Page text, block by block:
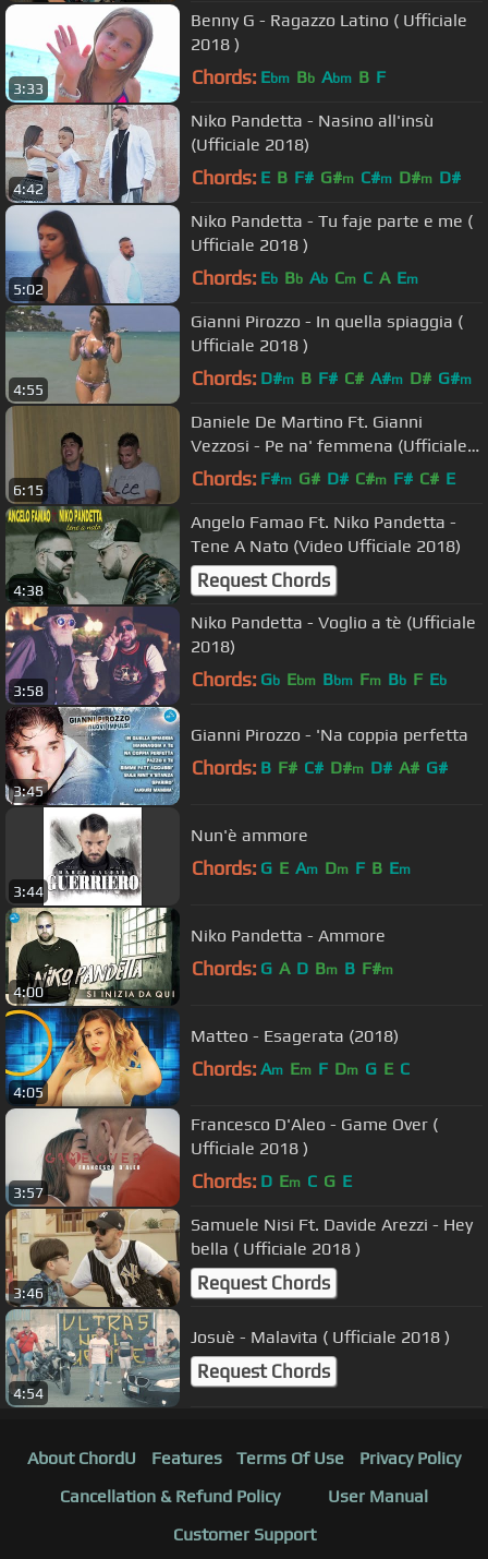
3:33
Benny G - Ragazzo Latino ( Ufficiale
2018 )
Chords: Ebm Bb Abm B F
4:42
Niko Pandetta - Nasino all'insù
(Ufficiale 2018)
Chords: E B F# G#m C#m D#m D#
5:02
Niko Pandetta - Tu faje parte e me (
Ufficiale 2018 )
Chords: Eb Bb Ab Cm C A Em
4:55
Gianni Pirozzo - In quella spiaggia (
Ufficiale 2018 )
Chords: D#m B F# C# A#m D# G#m
6:15
Daniele De Martino Ft. Gianni
Vezzosi - Pe na' femmena (Ufficiale
2015)
Chords: F#m G# D# C#m F# C# E
4:38
Angelo Famao Ft. Niko Pandetta -
Tene A Nato (Video Ufficiale 2018)
Request Chords
3:58
Niko Pandetta - Voglio a tè (Ufficiale
2018)
Chords: Gb Ebm Bbm Fm Bb F Eb
3:45
Gianni Pirozzo - 'Na coppia perfetta
Chords: B F# C# D#m D# A# G#
3:44
Nun'è ammore
Chords: G E Am Dm F B Em
4:00
Niko Pandetta - Ammore
Chords: G A D Bm B F#m
4:05
Matteo - Esagerata (2018)
Chords: Am Em F Dm G E C
3:57
Francesco D'Aleo - Game Over (
Ufficiale 2018 )
Chords: D Em C G E
3:46
Samuele Nisi Ft. Davide Arezzi - Hey
bella ( Ufficiale 2018 )
Request Chords
4:54
Josuè - Malavita ( Ufficiale 2018 )
Request Chords
About ChordU Features Terms Of Use
Privacy Policy
Cancellation & Refund Policy
User Manual
Customer Support